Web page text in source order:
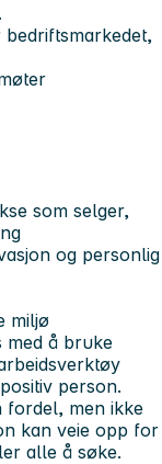
som selger,
og personlig
miljø
med å bruke
person.
fordel, men ikke
kan veie opp for
alle å søke.